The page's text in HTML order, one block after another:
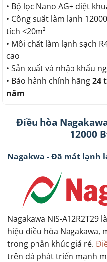
• Bộ lọc Nano AG+ diệt
• Công suất làm lạnh
tích <20m²
• Môi chất làm lạnh sạch
cao
• Sản xuất và nhập khẩu
• Bảo hành chính hãng24
năm
Điều hòa
12000
Nagakwa - Đã mát lạnh
Nagakawa NIS-
hiệu điều hòa Nagakawa,
trong phân khúc giá rẻ.
trên đà phát triển mạnh